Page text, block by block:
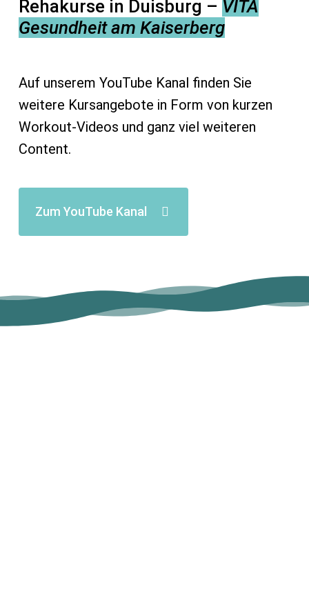
Rehakurse in Duisburg – VITA
Gesundheit am Kaiserberg
Auf unserem YouTube Kanal finden Sie
weitere Kursangebote in Form von kurzen
Workout-Videos und ganz viel weiteren
Content.
Zum YouTube Kanal